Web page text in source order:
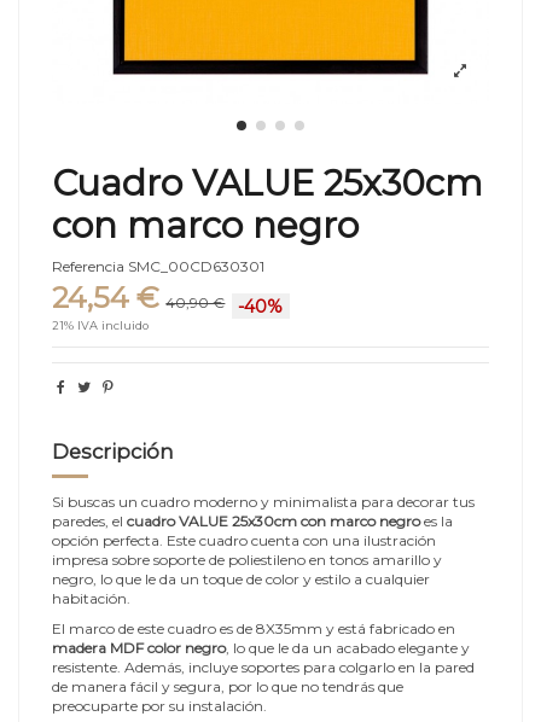
Cuadro VALUE 25x30cm
con marco negro
Referencia SMC_00CD630301
24,54 € 40,90 € -40%
21% IVA incluido
Descripción
Si buscas un cuadro moderno y minimalista para decorar tus
paredes, el cuadro VALUE 25x30cm con marco negroes la
opción perfecta. Este cuadro cuenta con una ilustración
impresa sobre soporte de poliestileno en tonos amarillo y
negro, lo que le da un toque de color y estilo a cualquier
habitación.
El marco de este cuadro es de 8X35mm y está fabricado en
madera MDF color negro, lo que le da un acabado elegante y
resistente. Además, incluye soportes para colgarlo en la pared
de manera fácil y segura, por lo que no tendrás que
preocuparte por su instalación.